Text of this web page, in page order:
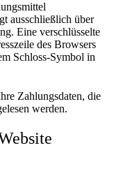
ausschließlich über
Eine verschlüsselte
des Browsers
Schloss-Symbol in
Zahlungsdaten, die
werden.